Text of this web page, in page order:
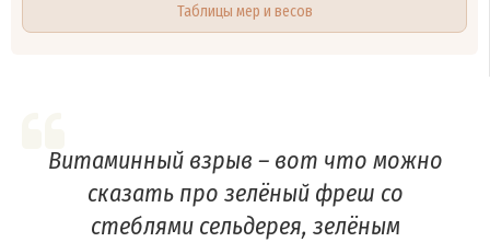
Таблицы мер и весов
Витаминный взрыв – вот что можно
сказать про зелёный фреш со
стеблями сельдерея, зелёным